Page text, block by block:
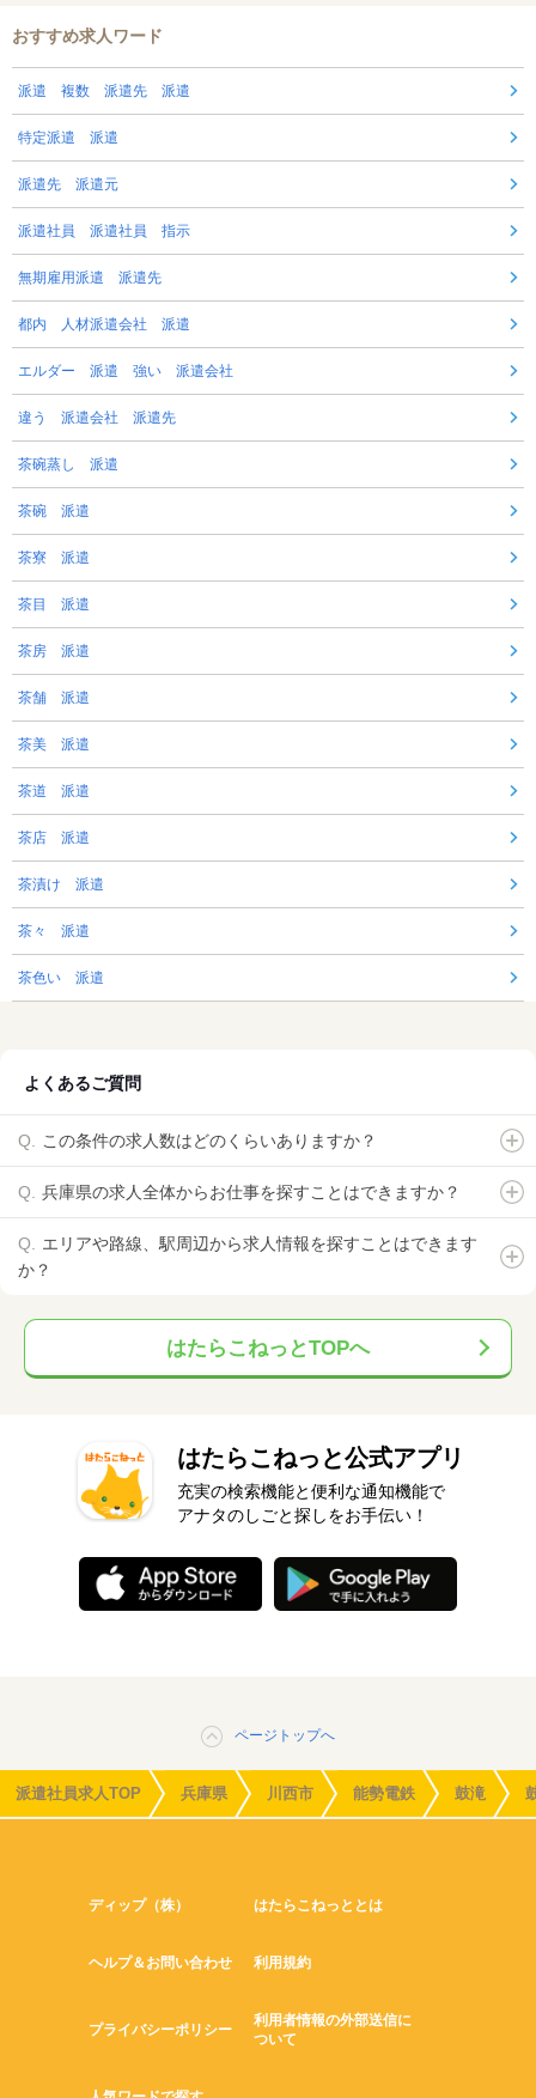
おすすめ求人ワード
派遣 複数 派遣先 派遣
特定派遣 派遣
派遣先 派遣元
派遣社員 派遣社員 指示
無期雇用派遣 派遣先
都内 人材派遣会社 派遣
エルダー 派遣 強い 派遣会社
違う 派遣会社 派遣先
茶碗蒸し 派遣
茶碗 派遣
茶寮 派遣
茶目 派遣
茶房 派遣
茶舗 派遣
茶美 派遣
茶道 派遣
茶店 派遣
茶漬け 派遣
茶々 派遣
茶色い 派遣
よくあるご質問
この条件の求人数はどのくらいありますか？
兵庫県の求人全体からお仕事を探すことはできますか？
エリアや路線、駅周辺から求人情報を探すことはできます
か？
はたらこねっとTOPへ
はたらこねっと公式アプリ
充実の検索機能と便利な通知機能で
アナタのしごと探しをお手伝い！
ページトップへ
派遣社員求人TOP 兵庫県 川西市 能勢電鉄 鼓滝
ディップ（株） はたらこねっととは
ヘルプ＆お問い合わせ 利用規約
プライバシーポリシー
利用者情報の外部送信に
ついて